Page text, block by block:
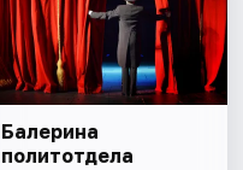
Балерина
политотдела